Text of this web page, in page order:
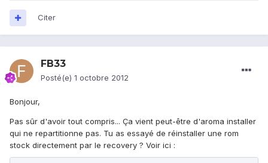
Citer
FB33
Posté(e) 1 octobre 2012
Bonjour,
Pas sûr d'avoir tout compris... Ça vient peut-être d'aroma installer
qui ne repartitionne pas. Tu as essayé de réinstaller une rom
stock directement par le recovery ? Voir ici :